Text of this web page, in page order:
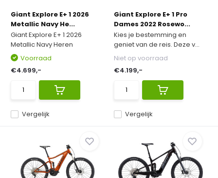
Giant Explore E+ 1 2026
Metallic Navy He...
Giant Explore E+ 1 2026
Metallic Navy Heren
Vergelijk
Voorraad
€4.699,-
Giant Explore E+ 1 Pro
Dames 2022 Rosewo...
Kies je bestemming en
geniet van de reis. Deze v...
Vergelijk
Niet op voorraad
€4.199,-